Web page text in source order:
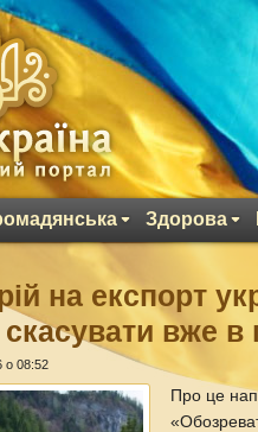
Здорова
на експорт
вже в
о 08:52
Про це